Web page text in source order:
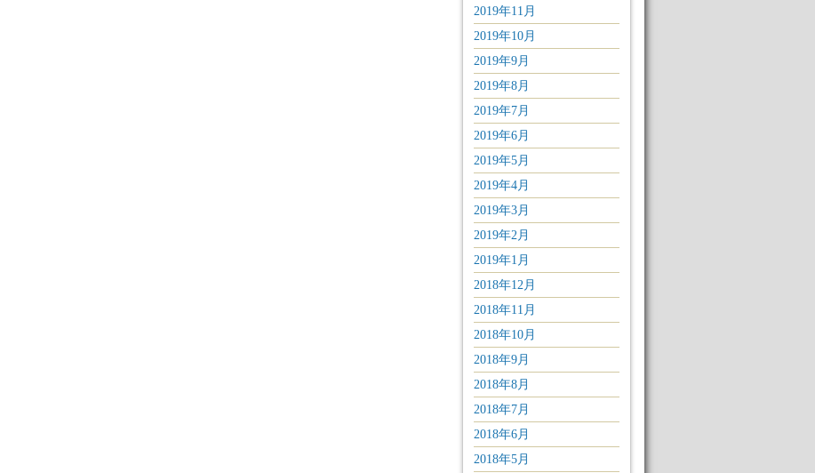
2019年11月
2019年10月
2019年9月
2019年8月
2019年7月
2019年6月
2019年5月
2019年4月
2019年3月
2019年2月
2019年1月
2018年12月
2018年11月
2018年10月
2018年9月
2018年8月
2018年7月
2018年6月
2018年5月